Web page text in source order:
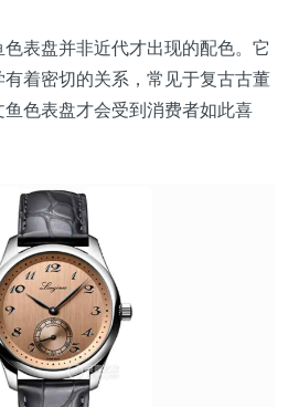
表盘并非近代才出现的配色。它
着密切的关系，常见于复古古董
色表盘才会受到消费者如此喜